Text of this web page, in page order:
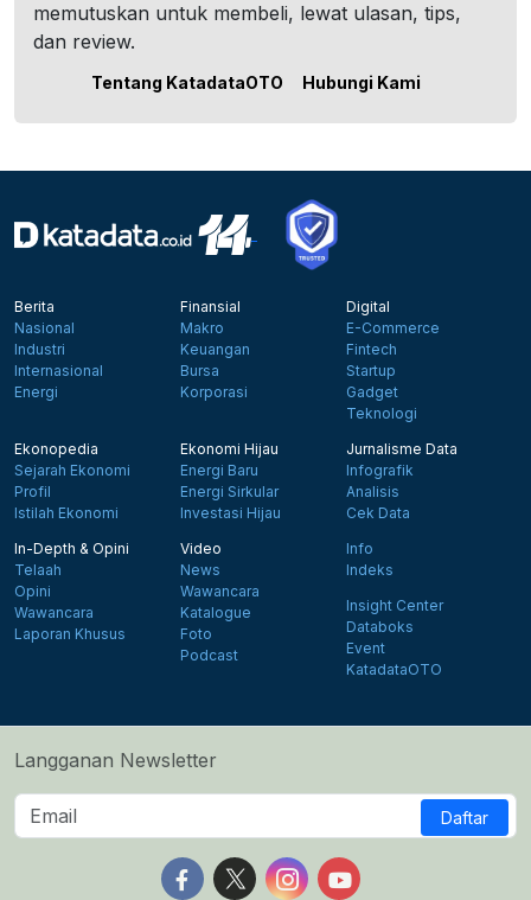
memutuskan untuk membeli, lewat ulasan, tips,
dan review.
Tentang KatadataOTO Hubungi Kami
Berita
Nasional
Industri
Internasional
Energi
Finansial
Makro
Keuangan
Bursa
Korporasi
Digital
E-Commerce
Fintech
Startup
Gadget
Teknologi
Ekonopedia
Sejarah Ekonomi
Profil
Istilah Ekonomi
Ekonomi Hijau
Energi Baru
Energi Sirkular
Investasi Hijau
Jurnalisme Data
Infografik
Analisis
Cek Data
In-Depth & Opini
Telaah
Opini
Wawancara
Laporan Khusus
Video
News
Wawancara
Katalogue
Foto
Podcast
Info
Indeks
Insight Center
Databoks
Event
KatadataOTO
Langganan Newsletter
Daftar
Follow us on Facebook
Follow us on X
Follow us on Instagram
Follow us on